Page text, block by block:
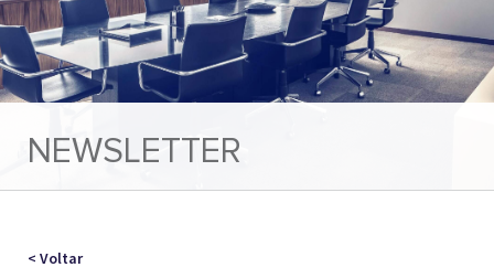
NEWSLETTER
< Voltar